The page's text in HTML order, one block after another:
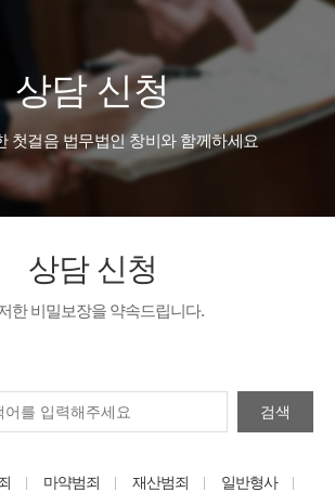
상담 신청
첫걸음 법무법인 창비와 함께하세요
상담 신청
한 비밀보장을 약속드립니다.
검색
마약범죄 재산범죄
일반형사